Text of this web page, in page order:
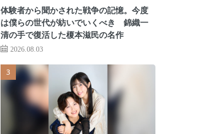
体験者から聞かされた戦争の記憶。今度
は僕らの世代が紡いでいくべき 錦織一
清の手で復活した榎本滋民の名作
2026.08.03